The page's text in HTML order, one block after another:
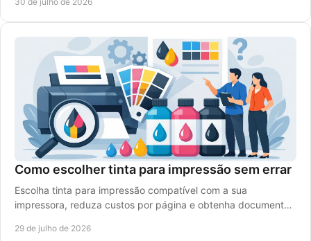
Como escolher tinta para impressão sem errar
Escolha tinta para impressão compatível com a sua
impressora, reduza custos por página e obtenha documentos
29 de julho de 2026